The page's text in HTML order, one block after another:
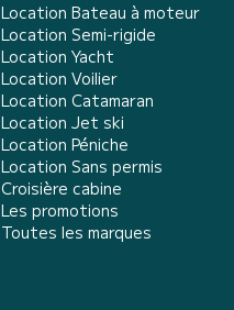
Location Bateau à moteur
Location Semi-rigide
Location Yacht
Location Voilier
Location Catamaran
Location Jet ski
Location Péniche
Location Sans permis
Croisière cabine
Les promotions
Toutes les marques